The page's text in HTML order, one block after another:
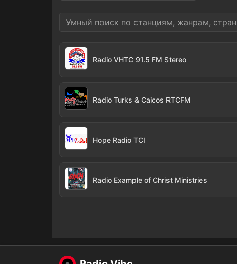
Radio VHTC 91.5 FM Stereo
Radio Turks & Caicos RTCFM
Hope Radio TCI
Radio Example of Christ Ministries